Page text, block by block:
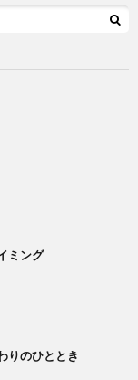
ミング
りのひととき